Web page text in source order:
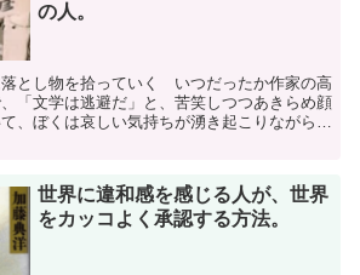
の人。
落とし物を拾っていく いつだったか作家の高
「文学は逃避だ」と、苦笑しつつあきらめ顔
、ぼくは哀しい気持ちが湧き起こりながら
世界に違和感を感じる人が、世界
をカッコよく承認する方法。